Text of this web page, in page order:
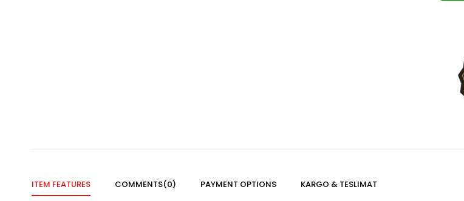
ITEM FEATURES COMMENTS(0) PAYMENT OPTIONS KARGO & TESLIMAT